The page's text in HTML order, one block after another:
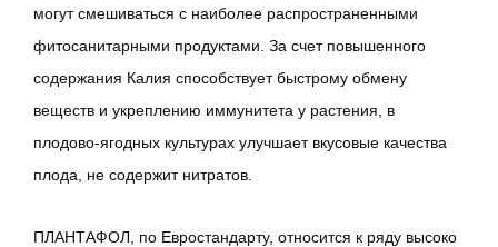
могут смешиваться с наиболее распространенными
фитосанитарными продуктами. За счет повышенного
содержания Калия способствует быстрому обмену
веществ и укреплению иммунитета у растения, в
плодово-ягодных культурах улучшает вкусовые качества
плода, не содержит нитратов.
ПЛАНТАФОЛ, по Евростандарту, относится к ряду высоко